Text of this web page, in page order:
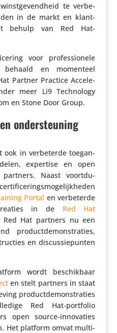
te verbe­
in de markt en klant­
behulp van Red Hat-
voor profes­si­o­nele
behaald en momenteel
Partner Practice Acce­le­
meer Li9 Tech­no­logy
en Stone Door Group.
ondersteuning
ook in verbe­terde toegan­
expertise en open
partners. Naast voort­du­
Portal en verbe­terde
in de Red Hat
Hat partners nu een
product­de­mon­stra­ties,
en discus­sie­punten
wordt beschik­baar
en stelt partners in staat
product­de­mon­stra­ties
Red Hat-portfolio
open source-inno­va­ties
Het platform omvat multi-